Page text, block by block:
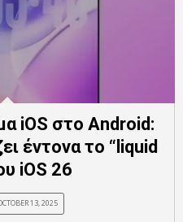
iOS στο Android:
έντονα το “liquid
iOS 26
13, 2025